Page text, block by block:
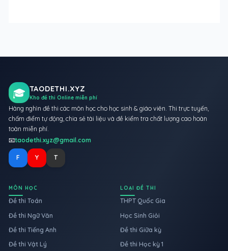
🎓 TAODETHI.XYZ
Kho đề thi Online miễn phí
Hàng nghìn đề thi các môn học cho học sinh & giáo viên. Thi trực tuyến,
chấm điểm tự động, chia sẻ tài liệu và đề kiểm tra chất lượng cao hoàn
toàn miễn phí.
📧taodethi.xyz@gmail.com
F Y T
MÔN HỌC
Đề thi Toán
Đề thi Ngữ Văn
Đề thi Tiếng Anh
Đề thi Vật Lý
LOẠI ĐỀ THI
THPT Quốc Gia
Học Sinh Giỏi
Đề thi Giữa kỳ
Đề thi Học kỳ 1